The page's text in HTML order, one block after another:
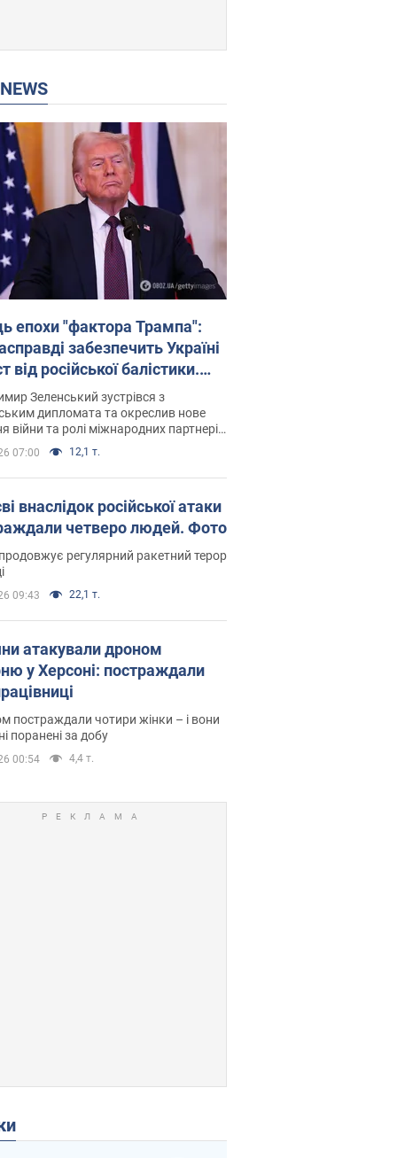
NEWS
епохи "фактора Трампа":
забезпечить Україні
від російської балістики.
з Безсмертним
Зеленський зустрівся з
дипломата та окреслив нове
війни та ролі міжнародних партнерів
з Росією
07:00 12,1 т.
внаслідок російської атаки
четверо людей. Фото
регулярний ракетний терор
09:43 22,1 т.
атакували дроном
у Херсоні: постраждали
постраждали чотири жінки – і вони
поранені за добу
00:54 4,4 т.